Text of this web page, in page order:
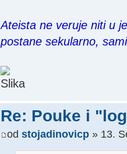
Ateista ne veruje niti u
postane sekularno,
Re: Pouke i
od stojadinovicp» 13.